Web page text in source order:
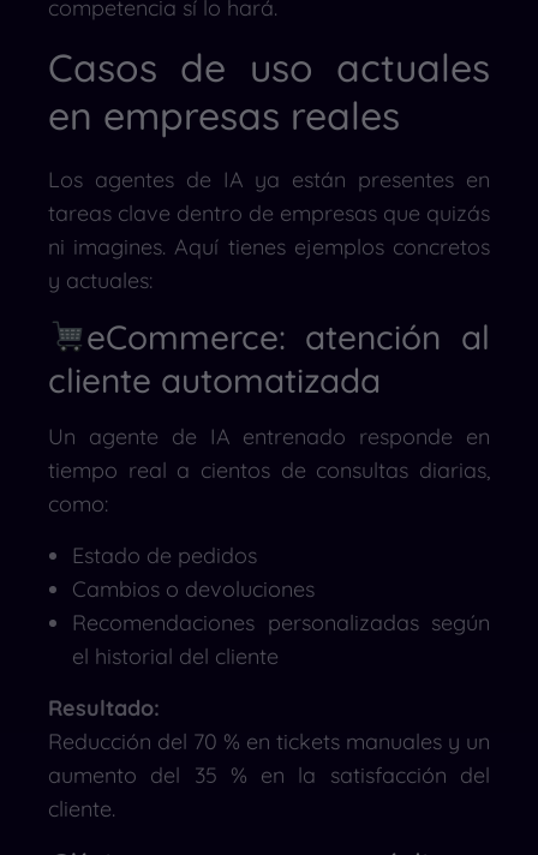
competencia sí lo hará.
Casos de uso actuales
en empresas reales
Los agentes de IA ya están presentes en
tareas clave dentro de empresas que quizás
ni imagines. Aquí tienes ejemplos concretos
y actuales:
eCommerce: atención al
cliente automatizada
Un agente de IA entrenado responde en
tiempo real a cientos de consultas diarias,
como:
Estado de pedidos
Cambios o devoluciones
Recomendaciones personalizadas según
el historial del cliente
Resultado:
Reducción del 70 % en tickets manuales y un
aumento del 35 % en la satisfacción del
cliente.